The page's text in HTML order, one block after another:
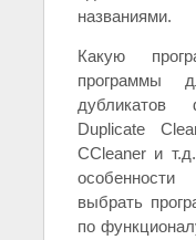
названиями.
Какую
программы
Duplicate
CCleaner и
выбрать
по